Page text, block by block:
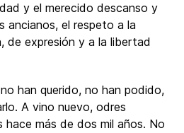
y el merecido descanso y
ancianos, el respeto a la
de expresión y a la libertad
han querido, no han podido,
A vino nuevo, odres
hace más de dos mil años. No